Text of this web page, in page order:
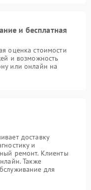
и бесплатная
оценка стоимости
и возможность
или онлайн на
доставку
и
ремонт. Клиенты
Также
для